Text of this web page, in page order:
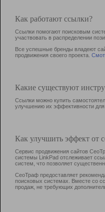
Как работают ссылки?
Ссылки помогают поисковым
участвовать в раcпределении
Все успешные бренды владеют
продвижения своего проекта.
Какие существуют
Ссылки можно купить
улучшению их эффективности для
Как улучшить эффект от
Сервис продвижения сайтов
системы LinkPad отслеживает
систем, что позволяет
СеоТраф предоставляет
поисковых системах. Вместе со
продаж, не требующих